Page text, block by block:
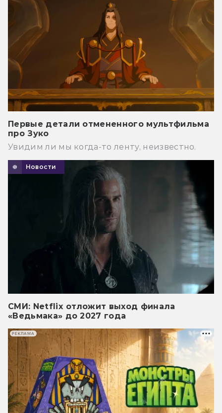
Первые детали отмененного мультфильма
про Зуко
Увидим ли мы когда-то ленту, неизвестно.
Новости
СМИ: Netflix отложит выход финала
«Ведьмака» до 2027 года
РЕКЛАМА